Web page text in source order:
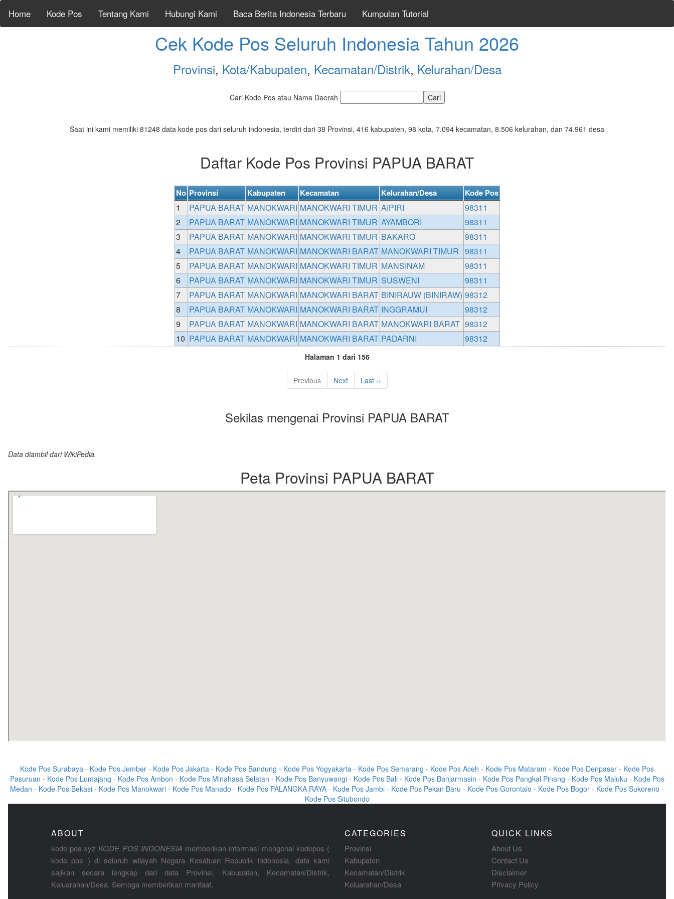
Home Kode Pos Tentang Kami Hubungi Kami Baca Berita Indonesia Terbaru Kumpulan Tutorial
Cek Kode Pos Seluruh Indonesia Tahun 2026
Provinsi, Kota/Kabupaten, Kecamatan/Distrik, Kelurahan/Desa
Cari Kode Pos atau Nama Daerah
Saat ini kami memiliki 81248 data kode pos dari seluruh indonesia, terdiri dari 38 Provinsi, 416 kabupaten, 98 kota, 7.094 kecamatan, 8.506 kelurahan, dan 74.961 desa
Daftar Kode Pos Provinsi PAPUA BARAT
No Provinsi Kabupaten Kecamatan Kelurahan/Desa Kode Pos
1 PAPUA BARAT MANOKWARI MANOKWARI TIMUR AIPIRI
98311
2
PAPUA BARAT MANOKWARI MANOKWARI TIMUR AYAMBORI
98311
3
PAPUA BARAT MANOKWARI MANOKWARI TIMUR BAKARO
98311
4
PAPUA BARAT MANOKWARI MANOKWARI BARAT MANOKWARI TIMUR 98311
5
PAPUA BARAT MANOKWARI MANOKWARI TIMUR MANSINAM
98311
6
PAPUA BARAT MANOKWARI MANOKWARI TIMUR SUSWENI
98311
7
PAPUA BARAT MANOKWARI MANOKWARI BARAT BINIRAUW (BINIRAW) 98312
8
PAPUA BARAT MANOKWARI MANOKWARI BARAT INGGRAMUI
98312
9
PAPUA BARAT MANOKWARI MANOKWARI BARAT MANOKWARI BARAT 98312
10 PAPUA BARAT MANOKWARI MANOKWARI BARAT PADARNI 98312
Halaman 1 dari 156
Previous Next Last ››
Sekilas mengenai Provinsi PAPUA BARAT
Data diambil dari WikiPedia.
Peta Provinsi PAPUA BARAT
Kode Pos Surabaya - Kode Pos Jember - Kode Pos Jakarta - Kode Pos Bandung - Kode Pos Yogyakarta - Kode Pos Semarang - Kode Pos Aceh - Kode Pos Mataram - Kode Pos Denpasar - Kode Pos
Pasuruan - Kode Pos Lumajang - Kode Pos Ambon - Kode Pos Minahasa Selatan - Kode Pos Banyuwangi- Kode Pos Bali- Kode Pos Banjarmasin - Kode Pos Pangkal Pinang - Kode Pos Maluku - Kode Pos
Medan - Kode Pos Bekasi - Kode Pos Manokwari - Kode Pos Manado - Kode Pos PALANGKA RAYA - Kode Pos Jambi - Kode Pos Pekan Baru - Kode Pos Gorontalo - Kode Pos Bogor - Kode Pos Sukoreno -
Kode Pos Situbondo
ABOUT
kode-pos.xyz KODE POS INDONESIA memberikan informasi mengenai kodepos (
kode pos ) di seluruh wilayah Negara Kesatuan Republik Indonesia, data kami
sajikan secara lengkap dari data Provinsi, Kabupaten, Kecamatan/Distrik,
Keluarahan/Desa. Semoga memberikan manfaat.
CATEGORIES
Provinsi
Kabupaten
Kecamatan/Distrik
Keluarahan/Desa
QUICK LINKS
About Us
Contact Us
Disclaimer
Privacy Policy